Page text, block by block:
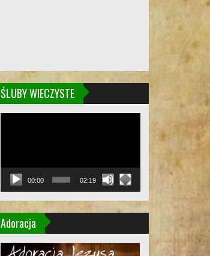
ŚLUBY WIECZYSTE
00:00 02:19
Adoracja